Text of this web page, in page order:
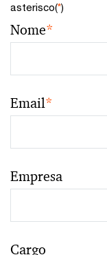
asterisco(*)
Nome*
Email*
Empresa
Cargo